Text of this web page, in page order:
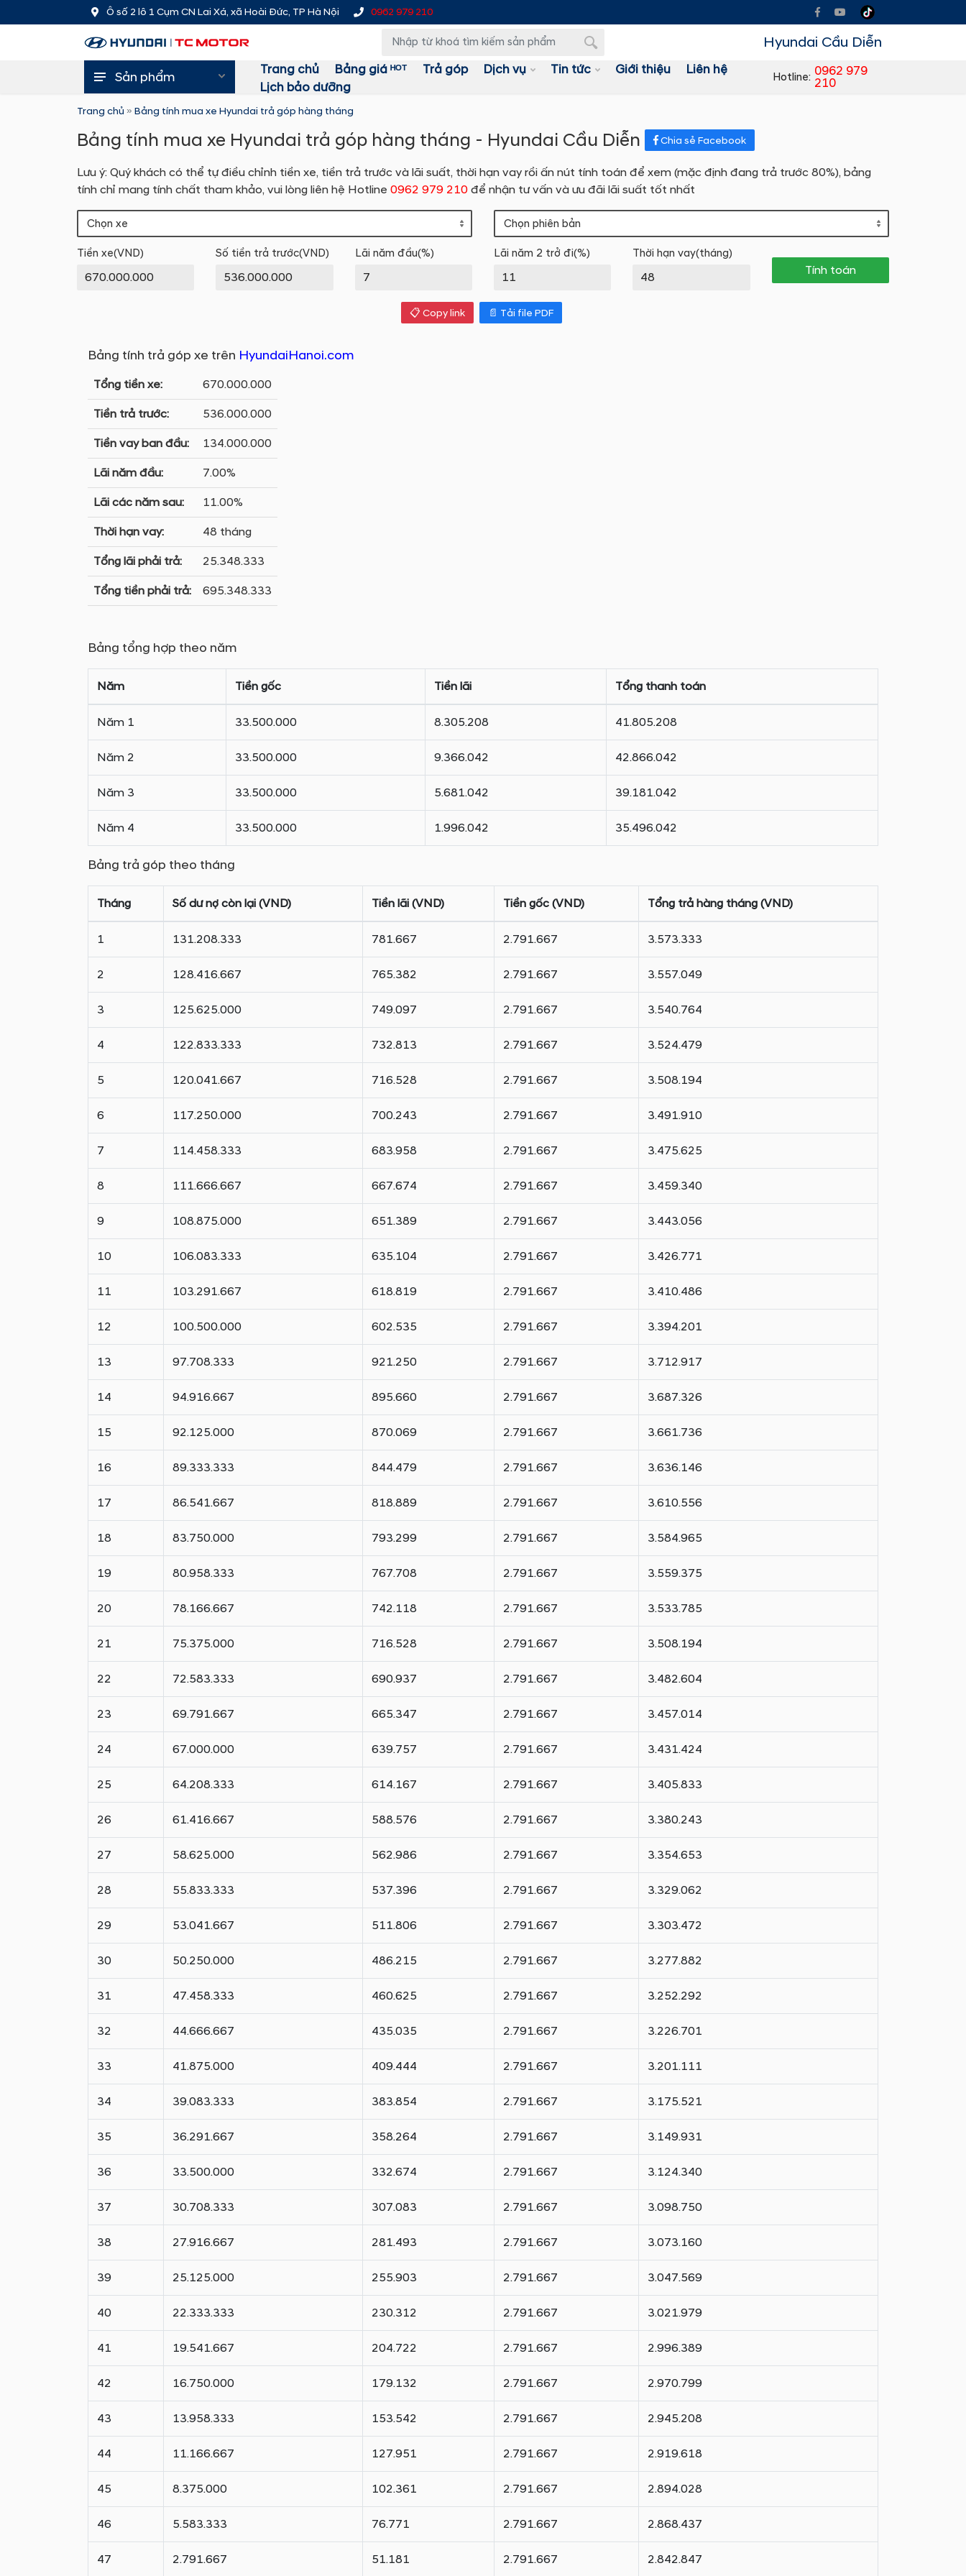
Ô số 2 lô 1 Cụm CN Lai Xá, xã Hoài Đức, TP Hà Nội 0962 979 210
Sản phẩm Trang chủ Bảng giá ᴴᴼᵀ Trả góp Dịch vụ Tin tức Giới thiệu
Liên hệ
Lịch bảo dưỡng
Hotline: 0962 979
210
Hyundai Cầu Diễn
Trang chủ » Bảng tính mua xe Hyundai trả góp hàng tháng
Bảng tính mua xe Hyundai trả góp hàng tháng - Hyundai Cầu Diễn Chia sẻ Facebook
Lưu ý: Quý khách có thể tự điều chỉnh tiền xe, tiền trả trước và lãi suất, thời hạn vay rồi ấn nút tính toán để xem (mặc định đang trả trước 80%), bảng
tính chỉ mang tính chất tham khảo, vui lòng liên hệ Hotline 0962 979 210 để nhận tư vấn và ưu đãi lãi suất tốt nhất
Tiền xe(VND) Số tiền trả trước(VND) Lãi năm đầu(%) Lãi năm 2 trở đi(%) Thời hạn vay(tháng)
Tính toán
📋 Copy link 📄 Tải file PDF
Bảng tính trả góp xe trên HyundaiHanoi.com
Tổng tiền xe: 670.000.000
Tiền trả trước: 536.000.000
Tiền vay ban đầu: 134.000.000
Lãi năm đầu: 7.00%
Lãi các năm sau: 11.00%
Thời hạn vay: 48 tháng
Tổng lãi phải trả: 25.348.333
Tổng tiền phải trả: 695.348.333
Bảng tổng hợp theo năm
Năm Tiền gốc Tiền lãi Tổng thanh toán
Năm 1 33.500.000 8.305.208 41.805.208
Năm 2 33.500.000 9.366.042 42.866.042
Năm 3 33.500.000 5.681.042 39.181.042
Năm 4 33.500.000 1.996.042 35.496.042
Bảng trả góp theo tháng
Tháng Số dư nợ còn lại (VND) Tiền lãi (VND) Tiền gốc (VND) Tổng trả hàng tháng (VND)
1 131.208.333 781.667 2.791.667 3.573.333
2 128.416.667 765.382 2.791.667 3.557.049
3 125.625.000 749.097 2.791.667 3.540.764
4 122.833.333 732.813 2.791.667 3.524.479
5 120.041.667 716.528 2.791.667 3.508.194
6 117.250.000 700.243 2.791.667 3.491.910
7 114.458.333 683.958 2.791.667 3.475.625
8 111.666.667 667.674 2.791.667 3.459.340
9 108.875.000 651.389 2.791.667 3.443.056
10 106.083.333 635.104 2.791.667 3.426.771
11 103.291.667 618.819 2.791.667 3.410.486
12 100.500.000 602.535 2.791.667 3.394.201
13 97.708.333 921.250 2.791.667 3.712.917
14 94.916.667 895.660 2.791.667 3.687.326
15 92.125.000 870.069 2.791.667 3.661.736
16 89.333.333 844.479 2.791.667 3.636.146
17 86.541.667 818.889 2.791.667 3.610.556
18 83.750.000 793.299 2.791.667 3.584.965
19 80.958.333 767.708 2.791.667 3.559.375
20 78.166.667 742.118 2.791.667 3.533.785
21 75.375.000 716.528 2.791.667 3.508.194
22 72.583.333 690.937 2.791.667 3.482.604
23 69.791.667 665.347 2.791.667 3.457.014
24 67.000.000 639.757 2.791.667 3.431.424
25 64.208.333 614.167 2.791.667 3.405.833
26 61.416.667 588.576 2.791.667 3.380.243
27 58.625.000 562.986 2.791.667 3.354.653
28 55.833.333 537.396 2.791.667 3.329.062
29 53.041.667 511.806 2.791.667 3.303.472
30 50.250.000 486.215 2.791.667 3.277.882
31 47.458.333 460.625 2.791.667 3.252.292
32 44.666.667 435.035 2.791.667 3.226.701
33 41.875.000 409.444 2.791.667 3.201.111
34 39.083.333 383.854 2.791.667 3.175.521
35 36.291.667 358.264 2.791.667 3.149.931
36 33.500.000 332.674 2.791.667 3.124.340
37 30.708.333 307.083 2.791.667 3.098.750
38 27.916.667 281.493 2.791.667 3.073.160
39 25.125.000 255.903 2.791.667 3.047.569
40 22.333.333 230.312 2.791.667 3.021.979
41 19.541.667 204.722 2.791.667 2.996.389
42 16.750.000 179.132 2.791.667 2.970.799
43 13.958.333 153.542 2.791.667 2.945.208
44 11.166.667 127.951 2.791.667 2.919.618
45 8.375.000 102.361 2.791.667 2.894.028
46 5.583.333 76.771 2.791.667 2.868.437
47 2.791.667 51.181 2.791.667 2.842.847